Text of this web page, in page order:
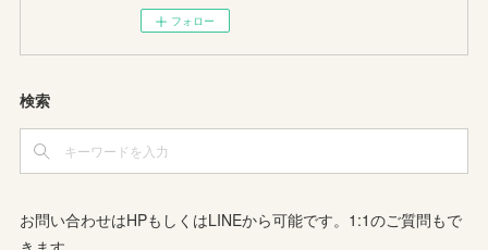
フォロー
検索
お問い合わせはHPもしくはLINEから可能です。1:1のご質問もで